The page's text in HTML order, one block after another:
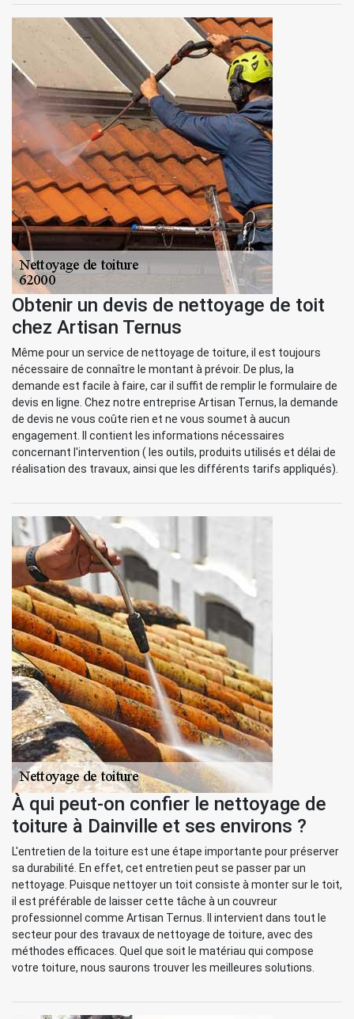
Obtenir un devis de nettoyage de toit
chez Artisan Ternus
Même pour un service de nettoyage de toiture, il est toujours
nécessaire de connaître le montant à prévoir. De plus, la
demande est facile à faire, car il suffit de remplir le formulaire de
devis en ligne. Chez notre entreprise Artisan Ternus, la demande
de devis ne vous coûte rien et ne vous soumet à aucun
engagement. Il contient les informations nécessaires
concernant l'intervention ( les outils, produits utilisés et délai de
réalisation des travaux, ainsi que les différents tarifs appliqués).
À qui peut-on confier le nettoyage de
toiture à Dainville et ses environs ?
L'entretien de la toiture est une étape importante pour préserver
sa durabilité. En effet, cet entretien peut se passer par un
nettoyage. Puisque nettoyer un toit consiste à monter sur le toit,
il est préférable de laisser cette tâche à un couvreur
professionnel comme Artisan Ternus. Il intervient dans tout le
secteur pour des travaux de nettoyage de toiture, avec des
méthodes efficaces. Quel que soit le matériau qui compose
votre toiture, nous saurons trouver les meilleures solutions.